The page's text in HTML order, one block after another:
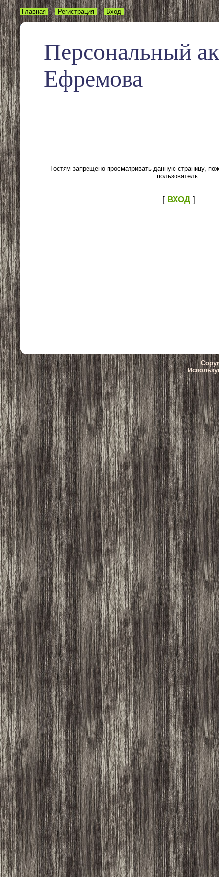
Персональный
Ефремова
Главная Регистрация Вход
Гостям запрещено просматривать данную страницу,
пользователь.
[ ВХОД]